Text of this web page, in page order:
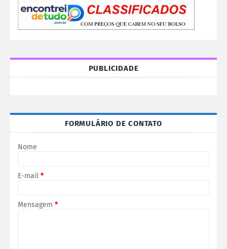
PUBLICIDADE
FORMULÁRIO DE CONTATO
Nome
E-mail *
Mensagem *